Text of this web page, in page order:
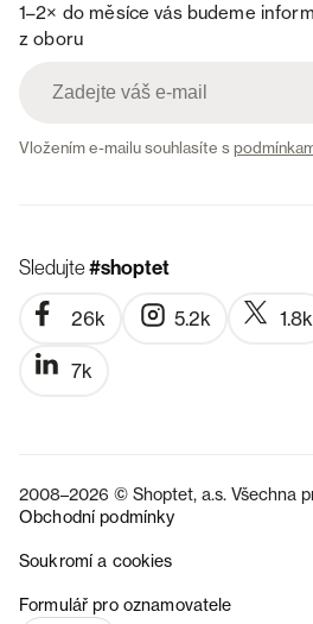
1–2× do měsíce vás budeme
z oboru
Vložením e-mailu souhlasíte s
Sledujte#shoptet
26k 5.2k 1.8k
7k
2008–2026 © Shoptet, a.s. Všechna
Obchodní podmínky
Soukromí a cookies
Formulář pro oznamovatele